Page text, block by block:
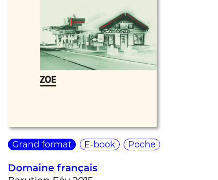
Foreign rights
Mentions légales
Newsletter
Grand format E-book Poche
Domaine français